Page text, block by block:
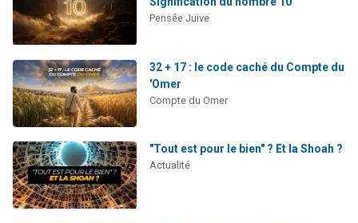
Pensée Juive
32 + 17 : le code caché du Compte du
'Omer
Compte du Omer
"Tout est pour le bien" ? Et la Shoah ?
Actualité